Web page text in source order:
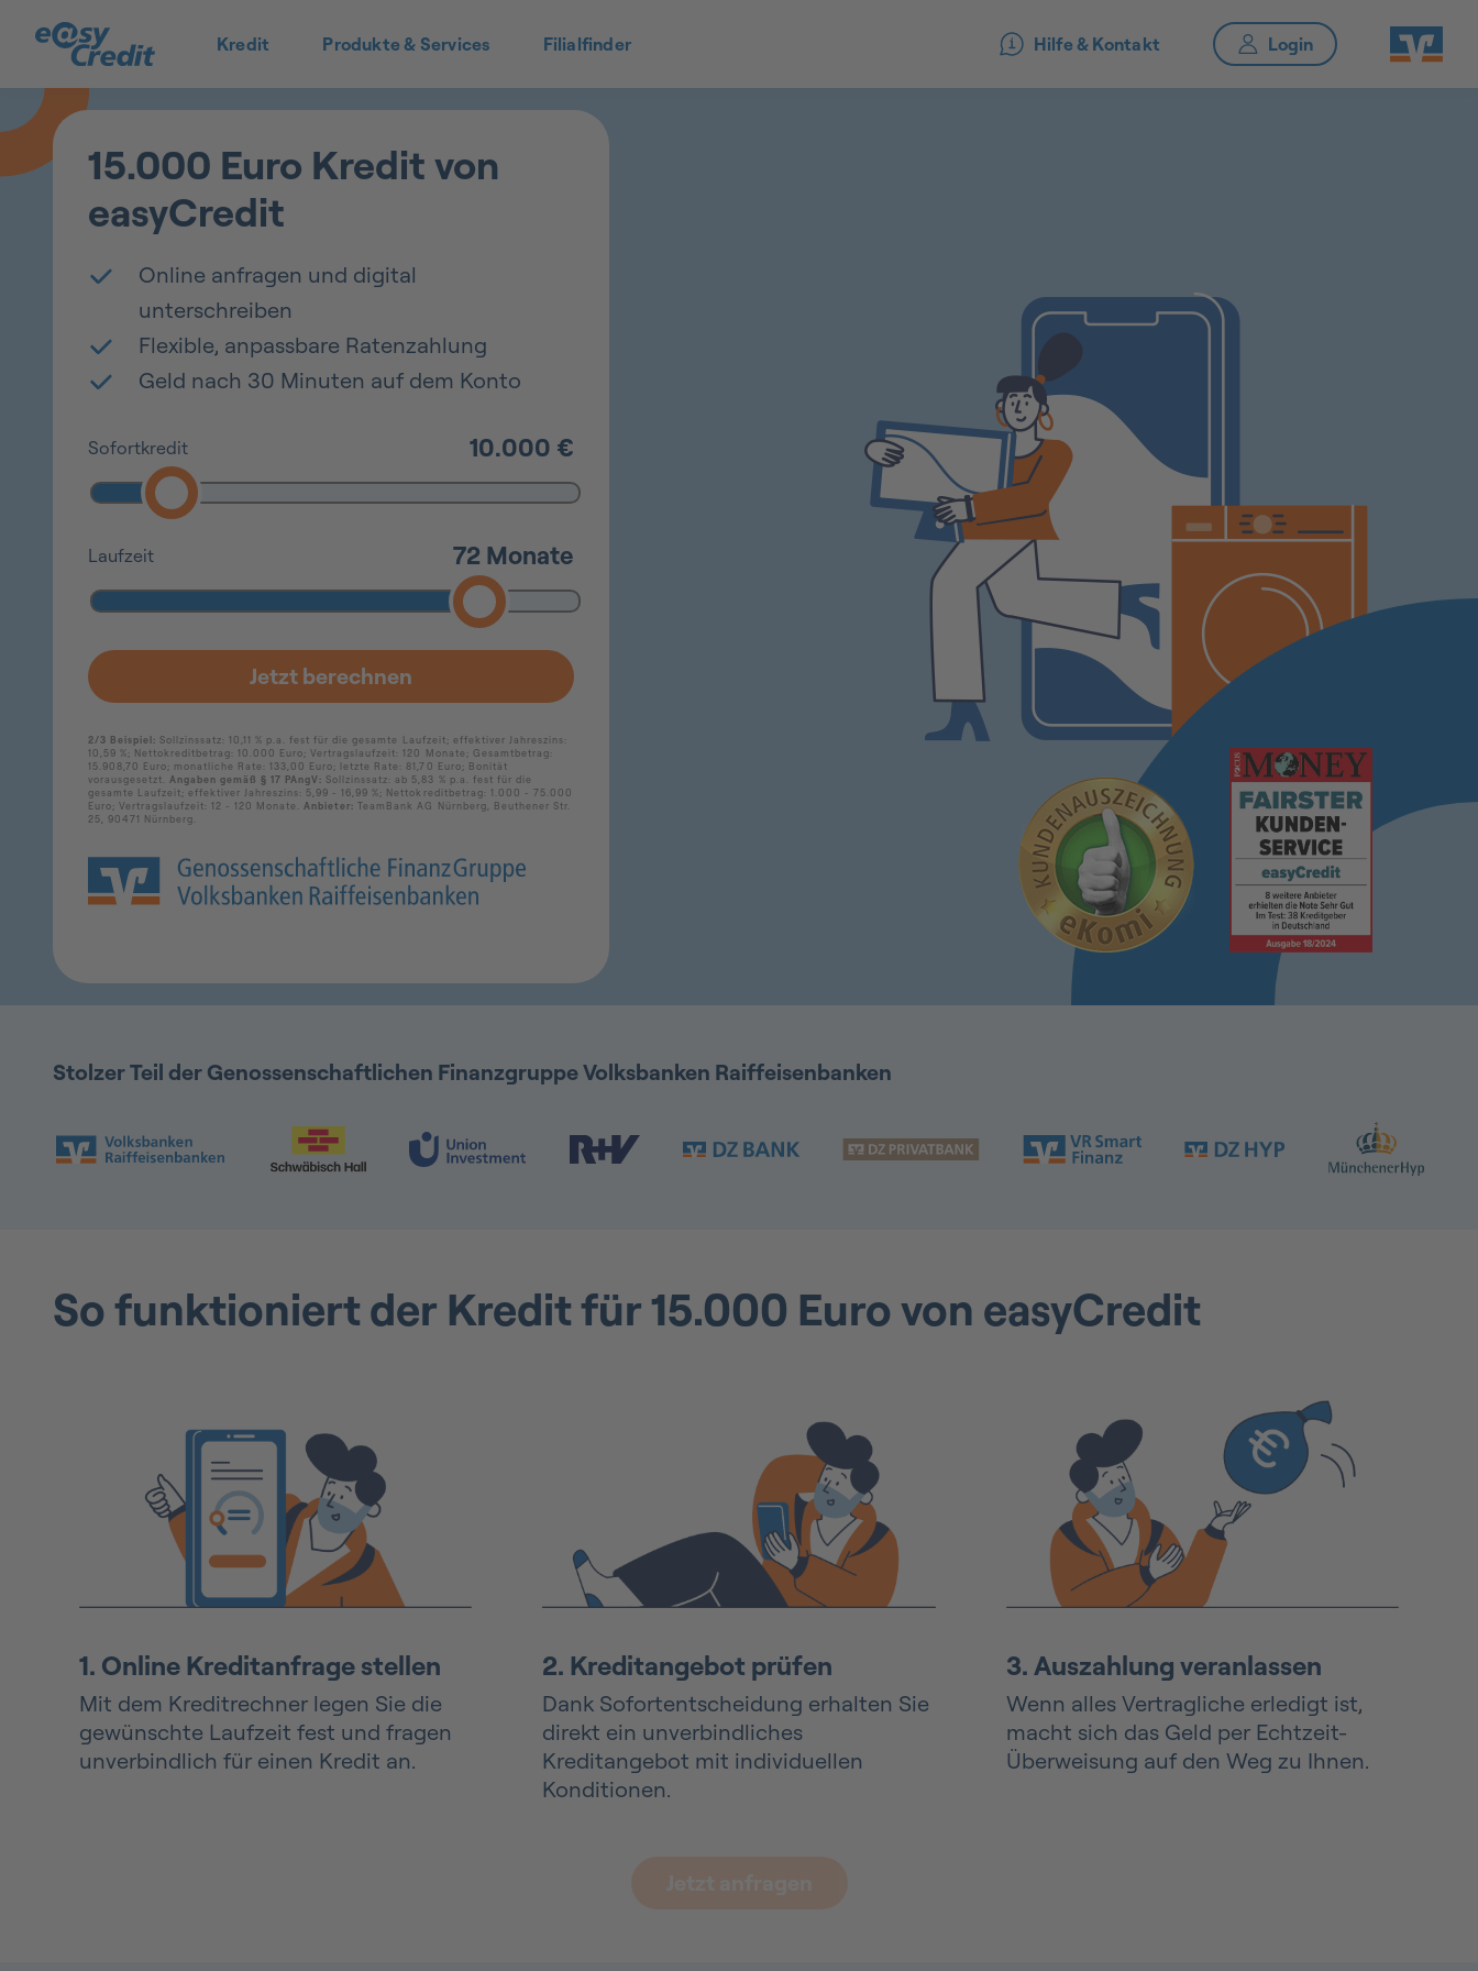
Kredit Produkte & Services Filialfinder Hilfe & Kontakt
15.000 Euro Kredit von
easyCredit
Online anfragen und digital
unterschreiben
Flexible, anpassbare Ratenzahlung
Geld nach 30 Minuten auf dem Konto
Stolzer Teil der Genossenschaftlichen Finanzgruppe Volksbanken Raiffeisenbanken
So funktioniert der Kredit für 15.000 Euro von easyCredit
1. Online Kreditanfrage stellen
Mit dem Kreditrechner legen Sie die
gewünschte Laufzeit fest und fragen
unverbindlich für einen Kredit an.
2. Kreditangebot prüfen
Dank Sofortentscheidung erhalten Sie
direkt ein unverbindliches
Kreditangebot mit individuellen
Konditionen.
3. Auszahlung veranlassen
Wenn alles Vertragliche erledigt ist,
macht sich das Geld per Echtzeit-
Überweisung auf den Weg zu Ihnen.